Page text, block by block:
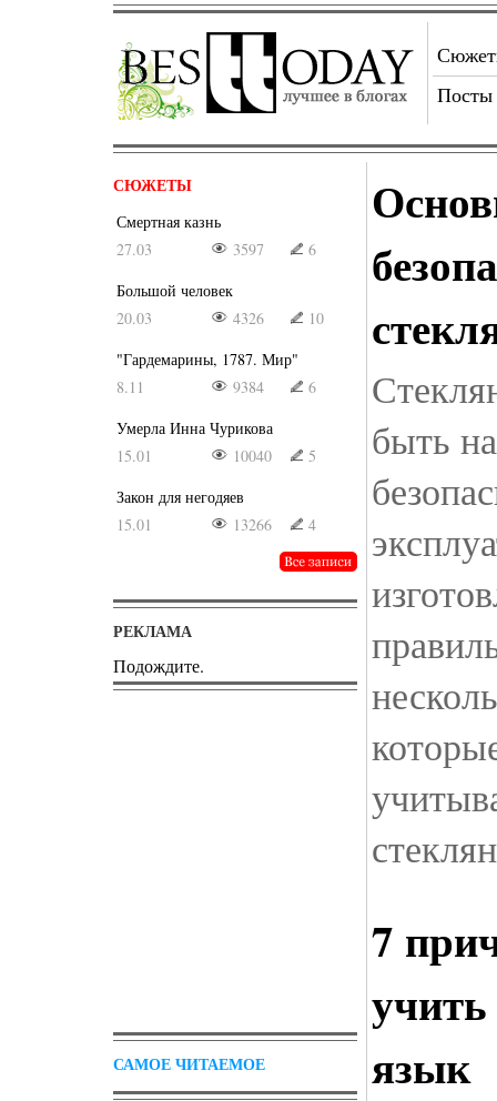
Посты
СЮЖЕТЫ
Смертная казнь
27.03
3597
6
Большой человек
20.03
4326
10
"Гардемарины, 1787. Мир"
8.11
9384
6
Умерла Инна Чурикова
15.01
10040
5
Закон для негодяев
15.01
13266 4
РЕКЛАМА
Подождите.
САМОЕ ЧИТАЕМОЕ
быть
7
язык